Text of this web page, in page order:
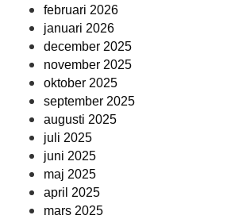
februari 2026
januari 2026
december 2025
november 2025
oktober 2025
september 2025
augusti 2025
juli 2025
juni 2025
maj 2025
april 2025
mars 2025